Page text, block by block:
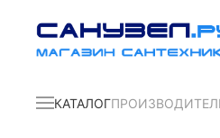
КАТАЛОГ